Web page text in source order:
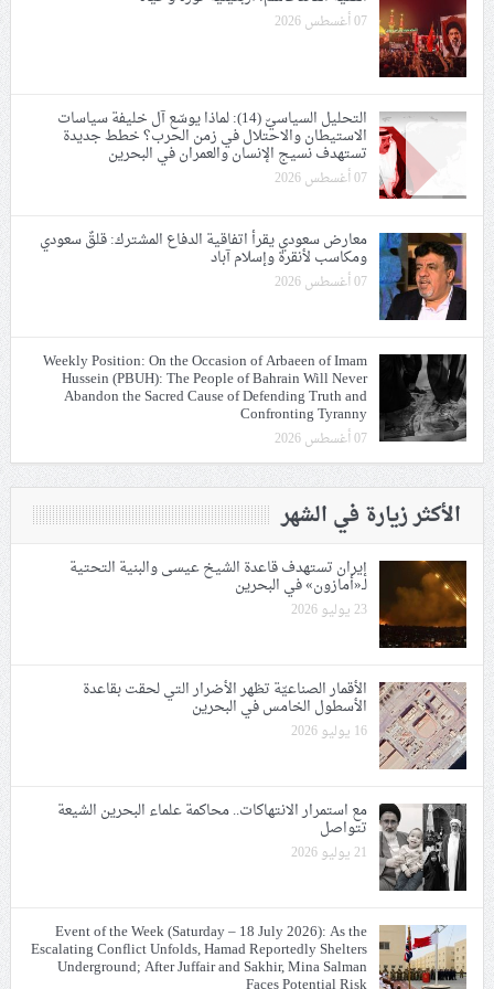
07 أغسطس 2026
التحليل السياسيّ (14): لماذا يوسّع آل خليفة سياسات
الاستيطان والاحتلال في زمن الحرب؟ خطط جديدة
تستهدف نسيج الإنسان والعمران في البحرين
07 أغسطس 2026
معارض سعودي يقرأ اتفاقية الدفاع المشترك: قلقٌ سعودي
ومكاسب لأنقرة وإسلام آباد
07 أغسطس 2026
Weekly Position: On the Occasion of Arbaeen of Imam
Hussein (PBUH): The People of Bahrain Will Never
Abandon the Sacred Cause of Defending Truth and
Confronting Tyranny
07 أغسطس 2026
الأكثر زيارة في الشهر
إيران تستهدف قاعدة الشيخ عيسى والبنية التحتية
لـ«أمازون» في البحرين
23 يوليو 2026
الأقمار الصناعيّة تظهر الأضرار التي لحقت بقاعدة
الأسطول الخامس في البحرين
16 يوليو 2026
مع استمرار الانتهاكات.. محاكمة علماء البحرين الشيعة
تتواصل
21 يوليو 2026
Event of the Week (Saturday – 18 July 2026): As the
Escalating Conflict Unfolds, Hamad Reportedly Shelters
Underground; After Juffair and Sakhir, Mina Salman